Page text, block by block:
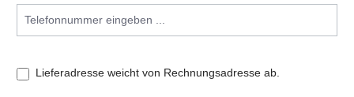
Lieferadresse weicht von Rechnungsadresse ab.